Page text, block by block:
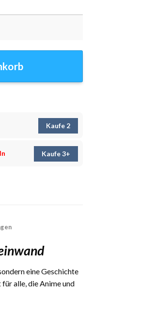
Kaufe 2
Kaufe 3+
eine Geschichte
alle, die Anime und